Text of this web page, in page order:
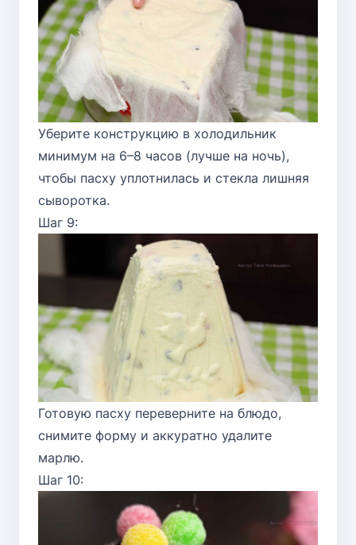
Уберите конструкцию в холодильник
минимум на 6–8 часов (лучше на ночь),
чтобы пасху уплотнилась и стекла лишняя
сыворотка.
Шаг 9:
Готовую пасху переверните на блюдо,
снимите форму и аккуратно удалите
марлю.
Шаг 10: